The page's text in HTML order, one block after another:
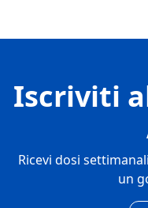
Iscriviti
Ricevi dosi
un